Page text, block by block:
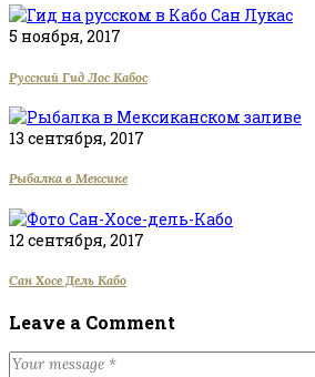
5 ноября, 2017
Русский Гид Лос Кабос
13 сентября, 2017
Рыбалка в Мексике
12 сентября, 2017
Сан Хосе Дель Кабо
Leave a Comment